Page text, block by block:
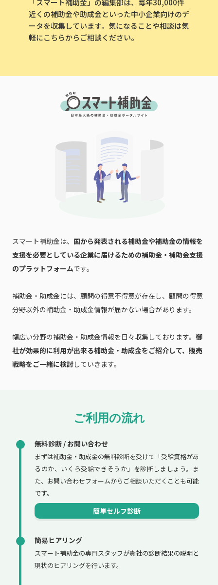
会社名
「PDF資料ダウンロード」ボタンを押下した時点
利用規約に同意したものとみなさ
「スマート補助金」の編集部は、毎年30,000件
近くの補助金や助成金といった中小企業向けのデ
ータを収集しています。気になることや相談は気
軽にこちらからご相談ください。
スマート補助金は、 国から発表される補助金や補助金の情報を
支援を必要としている企業に届けるための補助金・補助金支援
のプラットフォームです。
補助金・助成金には、顧問の得意不得意が存在し、顧問の得意
分野以外の補助金・助成金情報が届かない場合があります。
幅広い分野の補助金・助成金情報を日々収集しております。 御
社が効果的に利用が出来る補助金・助成金をご紹介して、販売
戦略をご一緒に検討していきます。
ご利用の流れ
無料診断 / お問い合わせ
まずは補助金・助成金の無料診断を受けて「受給資格があ
るのか、いくら受給できそうか」を診断しましょう。ま
た、お問い合わせフォームからご相談いただくことも可能
です。
簡単セルフ診断
簡易ヒアリング
スマート補助金の専門スタッフが貴社の診断結果の説明と
現状のヒアリングを行います。